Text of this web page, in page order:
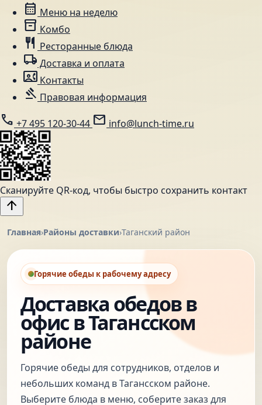
calendar_month Меню на неделю
inventory_2 Комбо
restaurant Ресторанные блюда
local_shipping Доставка и оплата
contact_phone Контакты
gavel Правовая информация
call +7 495 120-30-44 mail info@lunch-time.ru
Сканируйте QR-код, чтобы быстро сохранить контакт
arrow_upward
Главная›Районы доставки›Таганский район
Горячие обеды к рабочему адресу
Доставка обедов в
офис в Тагансском
районе
Горячие обеды для сотрудников, отделов и
небольших команд в Тагансском районе.
Выберите блюда в меню, соберите заказ для